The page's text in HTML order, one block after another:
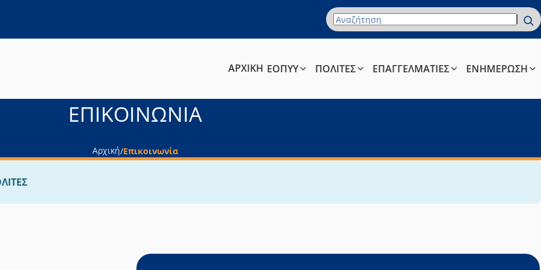
Όρος Αναζήτησης
ΑΡΧΙΚΗ ΕΟΠΥΥ ΠΟΛΙΤΕΣ ΕΠΑΓΓΕΛΜΑΤΙΕΣ ΕΝΗΜΕΡΩΣΗ
ΕΠΙΚΟΙΝΩΝΙΑ
Αρχική/Επικοινωνία